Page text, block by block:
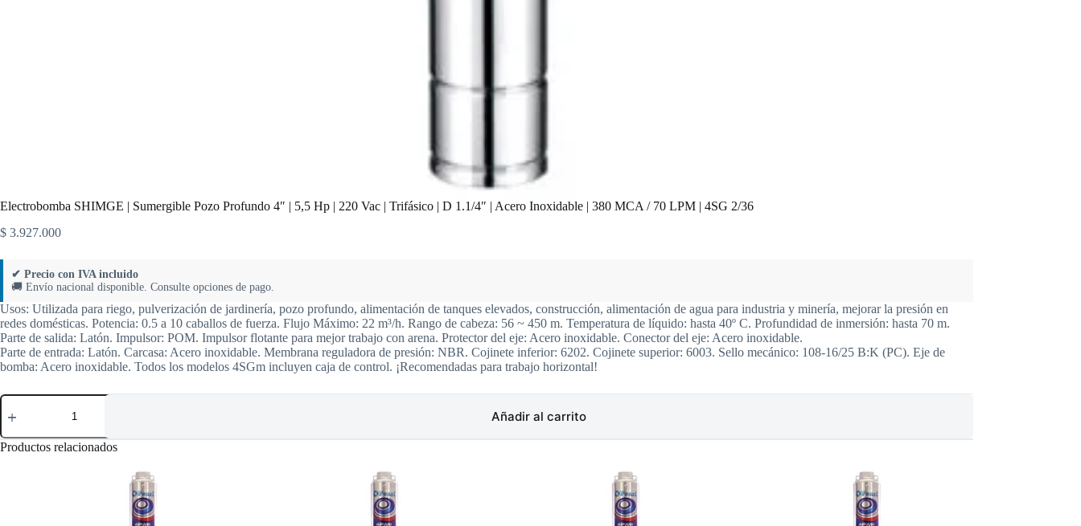
Electrobomba SHIMGE | Sumergible Pozo Profundo 4″ | 5,5 Hp | 220 Vac | Trifásico | D 1.1/4″ | Acero Inoxidable | 380 MCA / 70 LPM | 4SG 2/36
$ 3.927.000
✔ Precio con IVA incluido
🚚 Envío nacional disponible. Consulte opciones de pago.
Usos: Utilizada para riego, pulverización de jardinería, pozo profundo, alimentación de tanques elevados, construcción, alimentación de agua para industria y minería, mejorar la presión en
redes domésticas. Potencia: 0.5 a 10 caballos de fuerza. Flujo Máximo: 22 m³/h. Rango de cabeza: 56 ~ 450 m. Temperatura de líquido: hasta 40º C. Profundidad de inmersión: hasta 70 m.
Parte de salida: Latón. Impulsor: POM. Impulsor flotante para mejor trabajo con arena. Protector del eje: Acero inoxidable. Conector del eje: Acero inoxidable.
Parte de entrada: Latón. Carcasa: Acero inoxidable. Membrana reguladora de presión: NBR. Cojinete inferior: 6202. Cojinete superior: 6003. Sello mecánico: 108-16/25 B:K (PC). Eje de
bomba: Acero inoxidable. Todos los modelos 4SGm incluyen caja de control. ¡Recomendadas para trabajo horizontal!
Electrobomba
SHIMGE
Sumergible
Pozo
Añadir al carrito
Productos relacionados